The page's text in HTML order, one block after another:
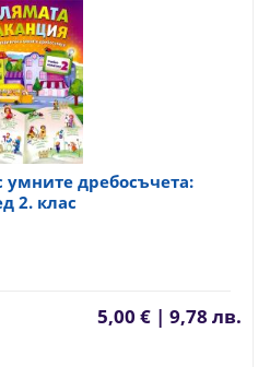
умните дребосъчета:
2. клас
5,00 € | 9,78 лв.